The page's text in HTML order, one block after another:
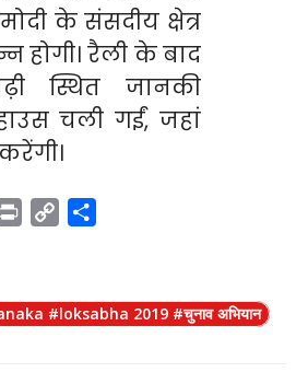
मोदी के संसदीय क्षेत्र
होगी। रैली के बाद
स्थित जानकी
चली गईं, जहां
n
t
y
L
r
e
#loksabha 2019 #चुनाव अभियान